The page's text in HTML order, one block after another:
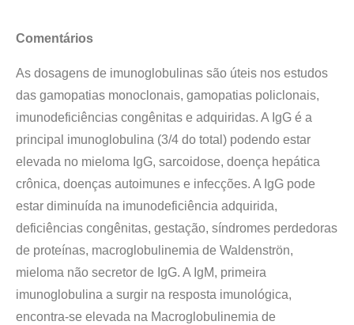
Comentários
As dosagens de imunoglobulinas são úteis nos estudos
das gamopatias monoclonais, gamopatias policlonais,
imunodeficiências congênitas e adquiridas. A IgG é a
principal imunoglobulina (3/4 do total) podendo estar
elevada no mieloma IgG, sarcoidose, doença hepática
crônica, doenças autoimunes e infecções. A IgG pode
estar diminuída na imunodeficiência adquirida,
deficiências congênitas, gestação, síndromes perdedoras
de proteínas, macroglobulinemia de Waldenströn,
mieloma não secretor de IgG. A IgM, primeira
imunoglobulina a surgir na resposta imunológica,
encontra-se elevada na Macroglobulinemia de